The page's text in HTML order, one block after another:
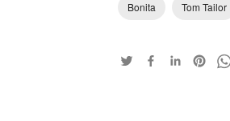
Bonita Tom Tailor